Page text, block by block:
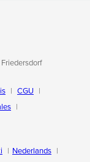
CGU
Nederlands